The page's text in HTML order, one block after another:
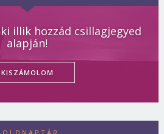
illik hozzád csillagjegyed
alapján!
KISZÁMOLOM